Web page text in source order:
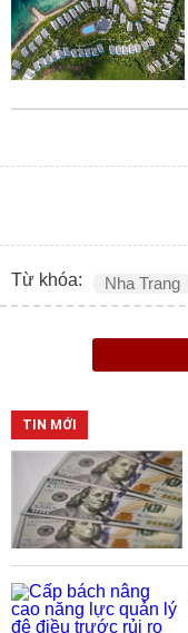
Từ khóa: Nha Trang
TIN MỚI